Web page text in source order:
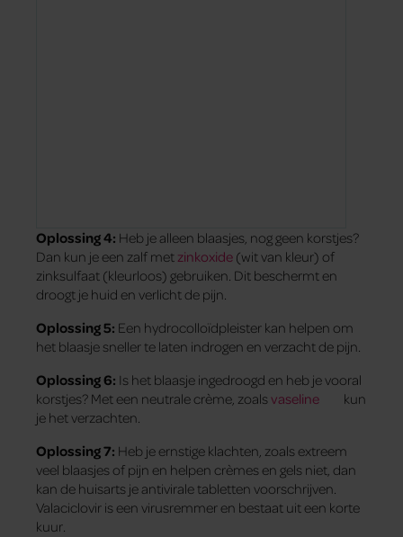
Oplossing 4: Heb je alleen blaasjes, nog geen korstjes?
Dan kun je een zalf met zinkoxide (wit van kleur) of
zinksulfaat (kleurloos) gebruiken. Dit beschermt en
droogt je huid en verlicht de pijn.
Oplossing 5: Een hydrocolloïdpleister kan helpen om
het blaasje sneller te laten indrogen en verzacht de pijn.
Oplossing 6: Is het blaasje ingedroogd en heb je vooral
korstjes? Met een neutrale crème, zoalsvaseline
kun
je het verzachten.
Oplossing 7: Heb je ernstige klachten, zoals extreem
veel blaasjes of pijn en helpen crèmes en gels niet, dan
kan de huisarts je antivirale tabletten voorschrijven.
Valaciclovir is een virusremmer en bestaat uit een korte
kuur.